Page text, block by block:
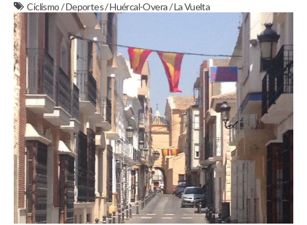
Ciclismo/Deportes/Huércal-Overa/La Vuelta